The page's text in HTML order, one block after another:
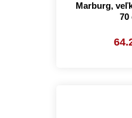
Marburg,
70